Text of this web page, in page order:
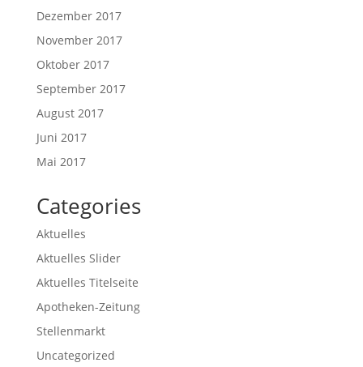
Dezember 2017
November 2017
Oktober 2017
September 2017
August 2017
Juni 2017
Mai 2017
Categories
Aktuelles
Aktuelles Slider
Aktuelles Titelseite
Apotheken-Zeitung
Stellenmarkt
Uncategorized